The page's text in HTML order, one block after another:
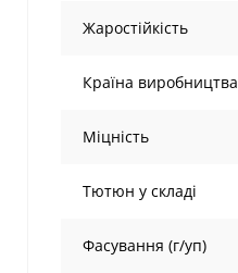
Жаростійкість
Країна виробництва
Міцність
Тютюн у складі
Фасування (г/уп)